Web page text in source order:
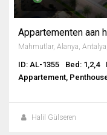
Appartementen aan
ID: AL-1355 Bed: 1,2,4
Appartement,
Halil Gülseren